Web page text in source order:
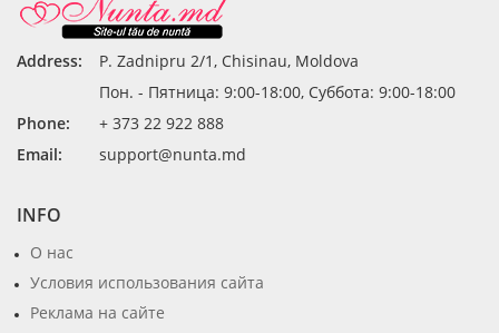
Address:
P. Zadnipru 2/1, Chisinau, Moldova
Пон. - Пятница: 9:00-18:00, Суббота: 9:00-18:00
Phone:
+ 373 22 922 888
Email:
support@nunta.md
INFO
О нас
Условия использования сайта
Реклама на сайте